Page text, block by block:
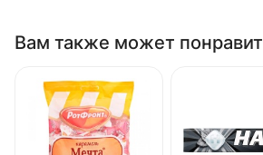
Вам также может